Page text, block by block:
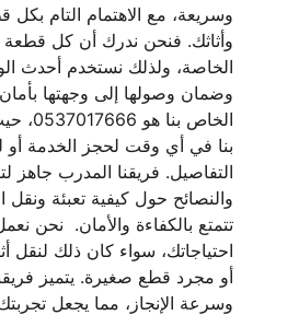
وسريعة، مع الاهتمام التام
وأثاثك. فنحن ندرك أن كل قطعة
الخاصة، ولذلك نستخدم أحدث
وضمان وصولها إلى وجهتها
الخاص
بنا في أي وقت لحجز الخدمة أو
التفاصيل. فريقنا المدرب جاهز
والنصائح حول كيفية تعبئة
تتمتع بالكفاءة والأمان.  نحن
احتياجاتك، سواء كان ذلك لنقل
أو مجرد قطع صغيرة. يتميز
وسرعة الإنجاز، مما يجعل